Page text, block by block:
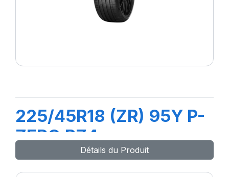
225/45R18 (ZR) 95Y P-
ZERO PZ4
Détails du Produit